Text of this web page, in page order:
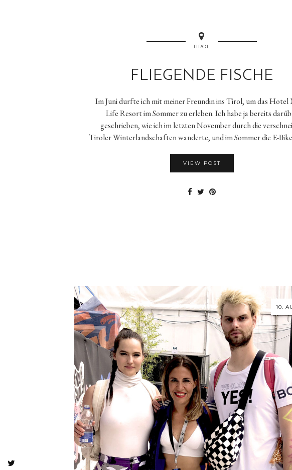
TIROL
FLIEGENDE FISCHE
Im Juni durfte ich mit meiner Freundin ins Tirol, um das Hotel
Life Resort im Sommer zu erleben. Ich habe ja bereits
geschrieben, wie ich im letzten November durch die
Tiroler Winterlandschaften wanderte, und im Sommer die E-
VIEW POST
10.